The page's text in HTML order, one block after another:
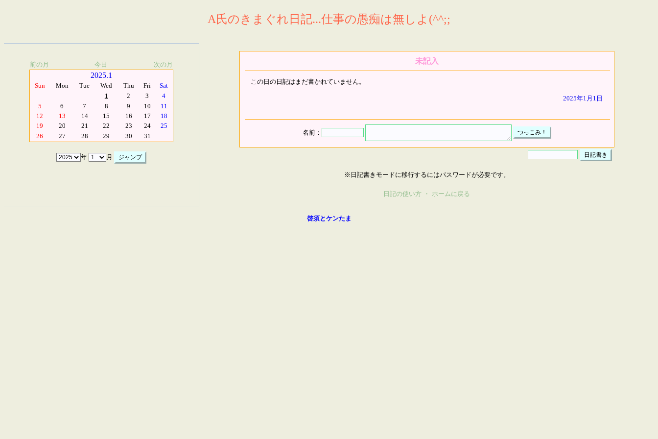
A氏のきまぐれ日記...仕事の愚痴は無しよ(^^;;
前の月 今日 次の月
2025.1
Sun Mon Tue Wed Thu Fri
Sat
1
2 3
4
5
6 7 8 9 10
11
12
13 14 15 16 17
18
19
20 21 22 23 24
25
26
27 28 29 30 31
年 月
未記入
この日の日記はまだ書かれていません。
2025年1月1日
名前：
※日記書きモードに移行するにはパスワードが必要です。
日記の使い方 ・ ホームに戻る
啓須とケンたま